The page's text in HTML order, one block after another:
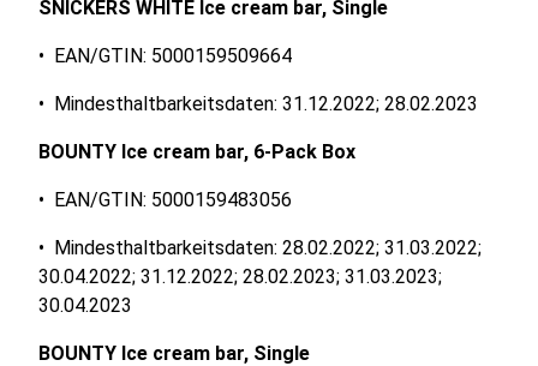
SNICKERS WHITE Ice cream bar, Single
• EAN/GTIN: 5000159509664
• Mindesthaltbarkeitsdaten: 31.12.2022; 28.02.2023
BOUNTY Ice cream bar, 6-Pack Box
• EAN/GTIN: 5000159483056
• Mindesthaltbarkeitsdaten: 28.02.2022; 31.03.2022;
30.04.2022; 31.12.2022; 28.02.2023; 31.03.2023;
30.04.2023
BOUNTY Ice cream bar, Single